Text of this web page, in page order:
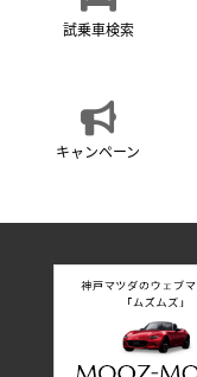
試乗車検索
キャンペーン